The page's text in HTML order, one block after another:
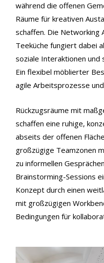
während die offenen
Räume für kreativen
schaffen. Die
Teeküche fungiert dabei
soziale Interaktionen
Ein flexibel möblierter
agile Arbeitsprozesse
Rückzugsräume mit
schaffen eine ruhige,
abseits der offenen
großzügige Teamzonen
zu informellen
Brainstorming-Sessions
Konzept durch einen
mit großzügigen
Bedingungen für